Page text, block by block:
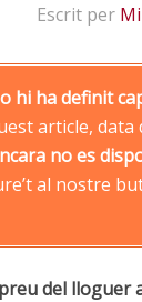
Escrit per
hi ha definit
article, data
no es
al nostre
del lloguer